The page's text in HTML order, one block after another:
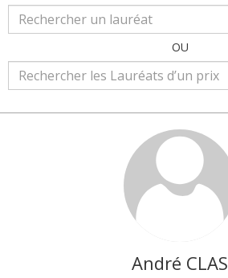
OU
André CLAS